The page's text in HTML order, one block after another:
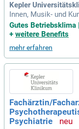
Kepler
Innen, Musik- und
en, Sozialarbeiter
zung mit anderen
Gutes Betriebsklima
+ weitere Benefits
mehr erfahren
Fachärztin/
Psychiatrie